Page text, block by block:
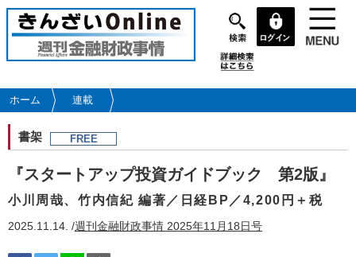
メ
イ
コ
ン
に
移
動
ホーム 連載
書架 FREE
『スタートアップ投資ガイドブック 第2版』
小川周哉、竹内信紀 編著／日経BP／4,200円＋税
2025.11.14. /週刊金融財政事情 2025年11月18日号